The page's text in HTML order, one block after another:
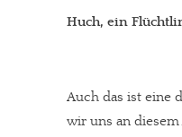
Huch, ein
Auch das ist eine
wir uns an